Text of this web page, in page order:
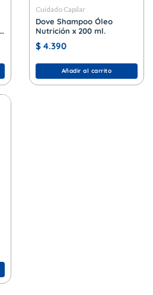
Cuidado Capilar
Dove Shampoo Óleo
Nutrición x 200 ml.
$ 4.390
Añadir al carrito